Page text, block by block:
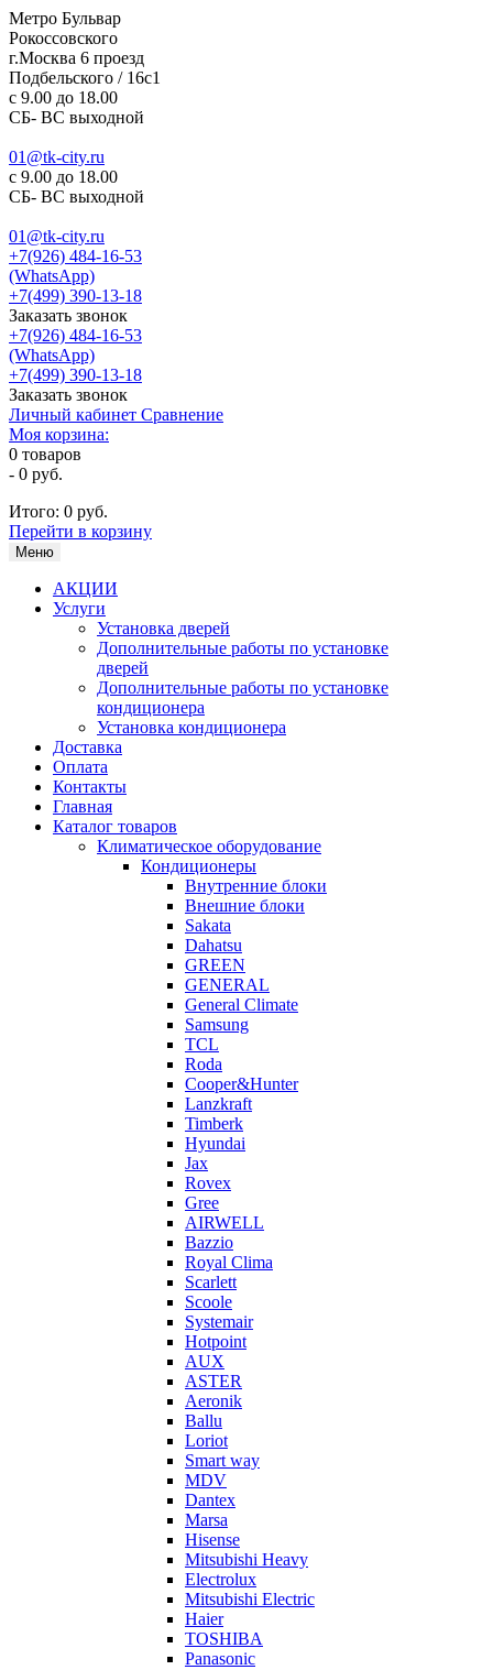
Метро Бульвар
Рокоссовского
г.Москва 6 проезд
Подбельского / 16с1
c 9.00 до 18.00
СБ- ВС выходной
01@tk-city.ru
c 9.00 до 18.00
СБ- ВС выходной
01@tk-city.ru
+7(926) 484-16-53
(WhatsApp)
+7(499) 390-13-18
Заказать звонок
+7(926) 484-16-53
(WhatsApp)
+7(499) 390-13-18
Заказать звонок
Личный кабинет Сравнение
Моя корзина:
0 товаров
- 0 руб.
Итого: 0 руб.
Перейти в корзину
Меню
АКЦИИ
Услуги
Установка дверей
Дополнительные работы по установке
дверей
Дополнительные работы по установке
кондиционера
Установка кондиционера
Доставка
Оплата
Контакты
Главная
Каталог товаров
Климатическое оборудование
Кондиционеры
Внутренние блоки
Внешние блоки
Sakata
Dahatsu
GREEN
GENERAL
General Climate
Samsung
TCL
Roda
Cooper&Hunter
Lanzkraft
Timberk
Hyundai
Jax
Rovex
Gree
AIRWELL
Bazzio
Royal Clima
Scarlett
Scoole
Systemair
Hotpoint
AUX
ASTER
Aeronik
Ballu
Loriot
Smart way
MDV
Dantex
Marsa
Hisense
Mitsubishi Heavy
Electrolux
Mitsubishi Electric
Haier
TOSHIBA
Panasonic